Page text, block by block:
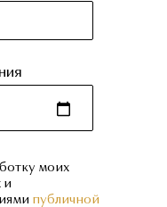
моих
и
публичной